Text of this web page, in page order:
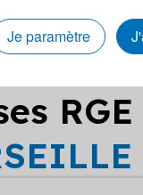
Je paramètre